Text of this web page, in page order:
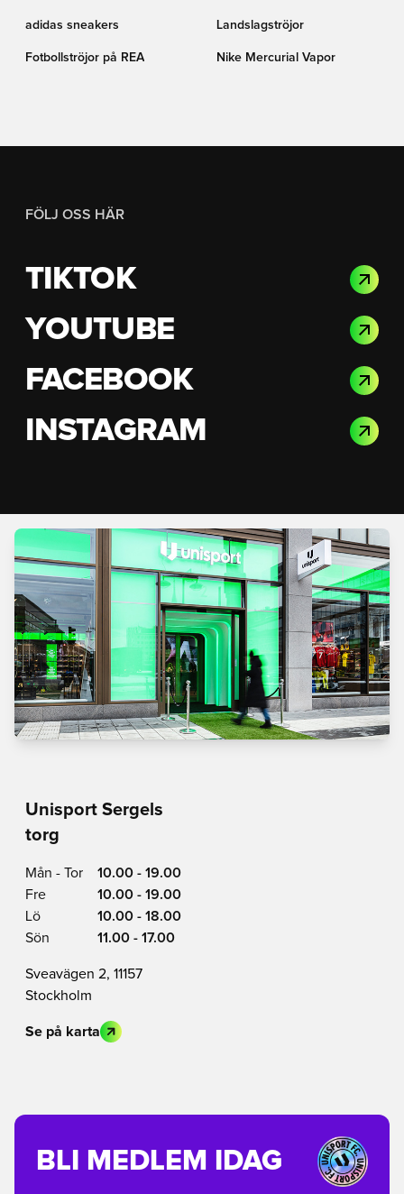
adidas sneakers Landslagströjor
Fotbollströjor på REA Nike Mercurial Vapor
FÖLJ OSS HÄR
TIKTOK
YOUTUBE
FACEBOOK
INSTAGRAM
Unisport Sergels
torg
Mån - Tor
10.00 - 19.00
Fre
10.00 - 19.00
Lö
10.00 - 18.00
Sön
11.00 - 17.00
Sveavägen 2, 11157
Stockholm
Se på karta
BLI MEDLEM IDAG